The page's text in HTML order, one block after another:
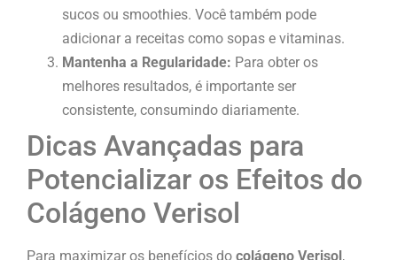
sucos ou smoothies. Você também pode
adicionar a receitas como sopas e vitaminas.
Mantenha a Regularidade: Para obter os
melhores resultados, é importante ser
consistente, consumindo diariamente.
Dicas Avançadas para
Potencializar os Efeitos do
Colágeno Verisol
Para maximizar os benefícios do colágeno Verisol,